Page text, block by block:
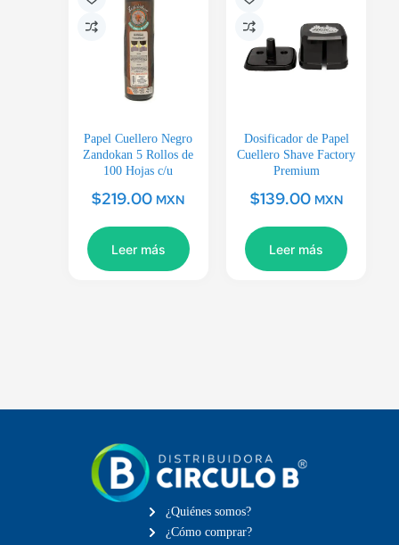
Papel Cuellero Negro
Zandokan 5 Rollos de
100 Hojas c/u
$219.00 MXN
Leer más
Dosificador de Papel
Cuellero Shave Factory
Premium
$139.00 MXN
Leer más
¿Quiénes somos?
¿Cómo comprar?